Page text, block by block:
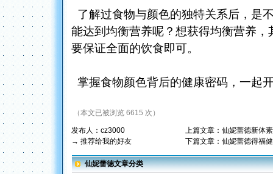
了解过食物与颜色的独特关系后，是
能达到均衡营养呢？想获得均衡营养，
要保证全面的饮食即可。
掌握食物颜色背后的健康密码，一起
（本文已被浏览 6615 次）
发布人： cz3000
→ 推荐给我的好友
上篇文章： 仙妮蕾德新体
下篇文章： 仙妮蕾德得福
仙妮蕾德文章分类